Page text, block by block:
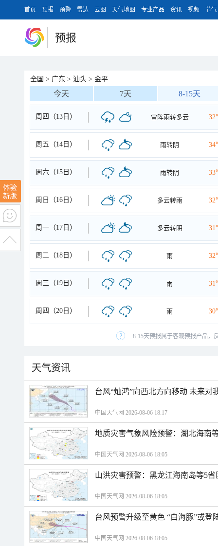
首页 预报 预警 雷达 云图 天气地图 专业产品 资讯 视频 节气
预报
全国 > 广东 > 汕头 > 金平
今天 7天 8-15天
周四（13日） 雷阵雨转多云
周五（14日） 雨转阴
周六（15日） 雨转阴
周日（16日） 多云转雨
周一（17日） 多云转阴
周二（18日） 雨
周三（19日） 雨
周四（20日） 雨
8-15天预报属于客观预报产品，
天气资讯
台风“灿鸿”向西北方向移动 未来对
中国天气网 2026-08-06 18:17
地质灾害气象风险预警：湖北海南
中国天气网 2026-08-06 18:05
山洪灾害预警：黑龙江海南岛等5
中国天气网 2026-08-06 18:05
台风预警升级至黄色 “白海豚”或登
中国天气网 2026-08-06 18:05